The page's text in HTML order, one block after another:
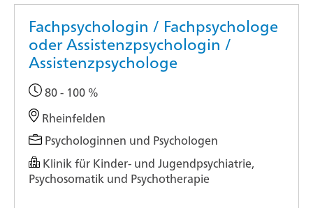
Fachpsychologin / Fachpsychologe
oder Assistenzpsychologin /
Assistenzpsychologe
80 - 100 %
Rheinfelden
Psychologinnen und Psychologen
Klinik für Kinder- und Jugendpsychiatrie,
Psychosomatik und Psychotherapie